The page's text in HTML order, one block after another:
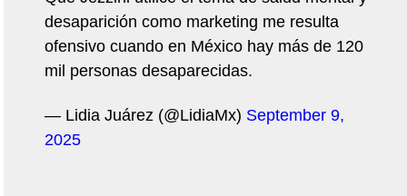
desaparición como marketing me resulta
ofensivo cuando en México hay más de 120
mil personas desaparecidas.
— Lidia Juárez (@LidiaMx) September 9,
2025